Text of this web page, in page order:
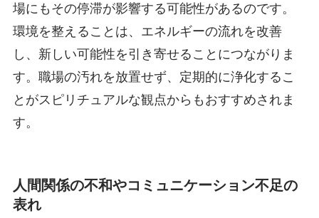
場にもその停滞が影響する可能性があるのです。
環境を整えることは、エネルギーの流れを改善
し、新しい可能性を引き寄せることにつながりま
す。職場の汚れを放置せず、定期的に浄化するこ
とがスピリチュアルな観点からもおすすめされま
す。
人間関係の不和やコミュニケーション不足の
表れ